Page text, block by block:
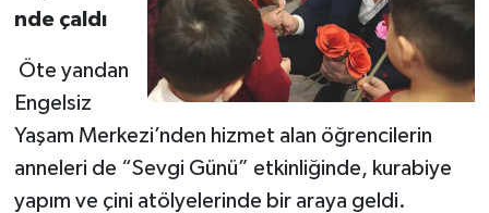
nde çaldı
Öte yandan
Engelsiz
Yaşam Merkezi’nden hizmet alan öğrencilerin
anneleri de “Sevgi Günü” etkinliğinde, kurabiye
yapım ve çini atölyelerinde bir araya geldi.